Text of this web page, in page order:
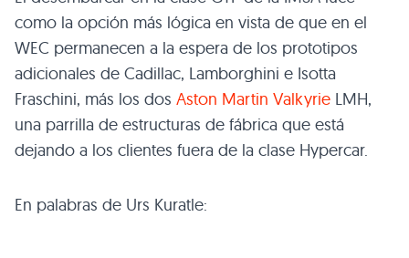
como la opción más lógica en vista de que en el
WEC permanecen a la espera de los prototipos
adicionales de Cadillac, Lamborghini e Isotta
Fraschini, más los dos Aston Martin Valkyrie LMH,
una parrilla de estructuras de fábrica que está
dejando a los clientes fuera de la clase Hypercar.
En palabras de Urs Kuratle: